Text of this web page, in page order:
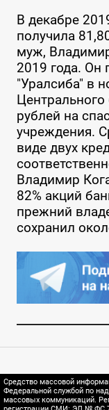
В декабре
получила
муж,
2019 года. Он
"Уралсиба" в
рублей на
учреждения.
виде двух
Владимир
82% акций
прежний
сохранил
Средство массовой
Федеральной службой по
массовых коммуникаций.